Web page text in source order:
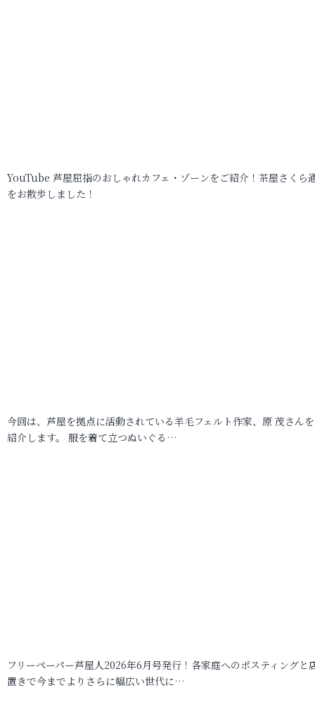
YouTube 芦屋屈指のおしゃれカフェ・ゾーンをご紹介！茶屋さくら
をお散歩しました！
今回は、芦屋を拠点に活動されている羊毛フェルト作家、原 茂さん
紹介します。 服を着て立つぬいぐる…
フリーペーパー芦屋人2026年6月号発行！各家庭へのポスティングと
置きで今までよりさらに幅広い世代に…